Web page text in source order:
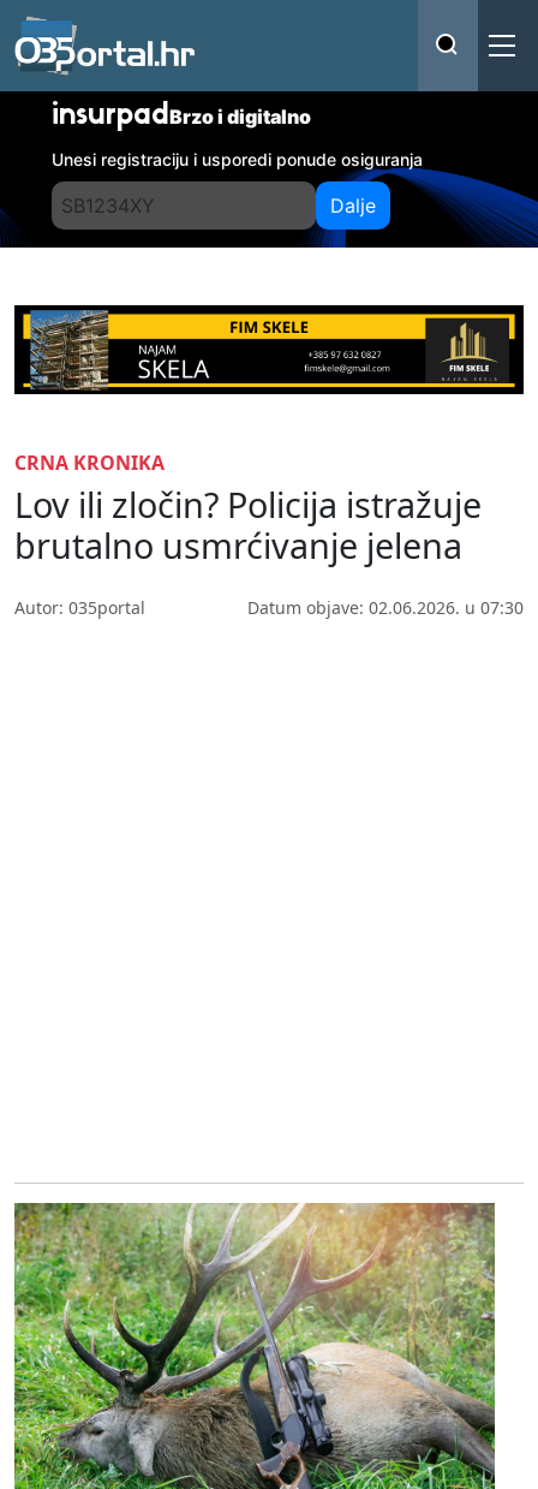
insurpadBrzo i digitalno
Unesi registraciju i usporedi ponude osiguranja
Dalje
CRNA KRONIKA
Lov ili zločin? Policija istražuje
brutalno usmrćivanje jelena
Autor: 035portal Datum objave: 02.06.2026. u 07:30